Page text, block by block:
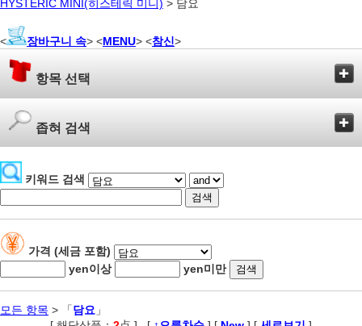
HYSTERIC MINI(히스테릭 미니) > 담요
< 장바구니 속> <MENU> <참신>
항목 선택
좁혀 검색
키워드 검색
가격 (세금 포함)
yen이상
yen미만
모든 항목 > 「담요 」